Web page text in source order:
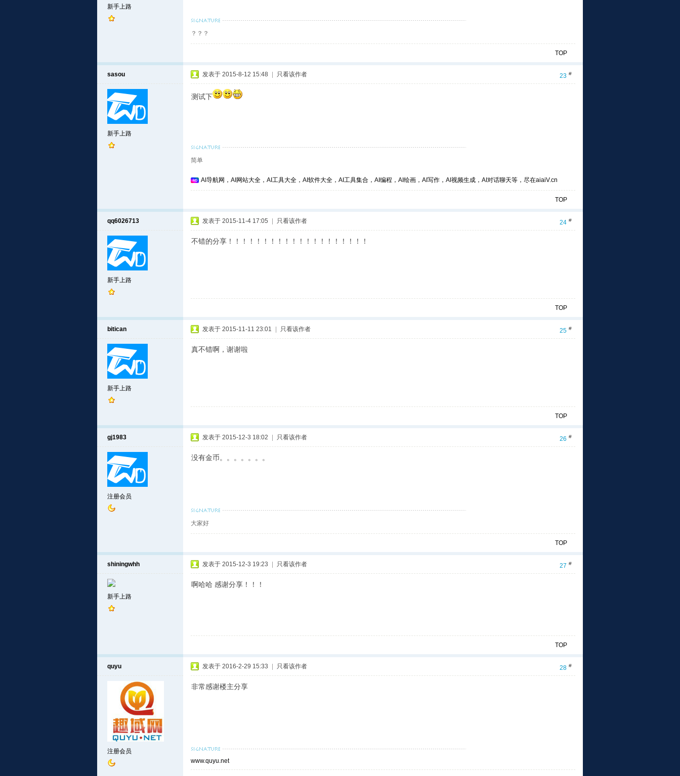
新手上路
？？？
TOP
sasou
新手上路
23 #
发表于 2015-8-12 15:48 只看该作者
测试下
简单
AI导航网，AI网站大全，AI工具大全，AI软件大全，AI工具集合，AI编程，AI绘画，AI写作，AI视频生成，AI对话聊天等，尽在aiaiV.cn
TOP
qq6026713
新手上路
24 #
发表于 2015-11-4 17:05 只看该作者
不错的分享！！！！！！！！！！！！！！！！！！！！
TOP
bitican
新手上路
25 #
发表于 2015-11-11 23:01 只看该作者
真不错啊，谢谢啦
TOP
gj1983
注册会员
26 #
发表于 2015-12-3 18:02 只看该作者
没有金币。。。。。。。
大家好
TOP
shiningwhh
新手上路
27 #
发表于 2015-12-3 19:23 只看该作者
啊哈哈 感谢分享！！！
TOP
quyu
注册会员
28 #
发表于 2016-2-29 15:33 只看该作者
非常感谢楼主分享
www.quyu.net